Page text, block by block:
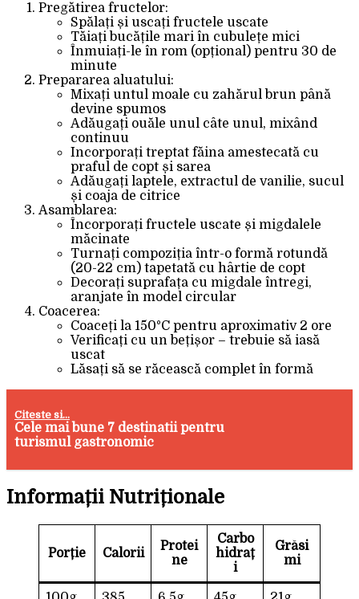
Pregătirea fructelor:
Spălați și uscați fructele uscate
Tăiați bucățile mari în cubulețe mici
Înmuiați-le în rom (opțional) pentru 30 de
minute
Prepararea aluatului:
Mixați untul moale cu zahărul brun până
devine spumos
Adăugați ouăle unul câte unul, mixând
continuu
Incorporați treptat făina amestecată cu
praful de copt și sarea
Adăugați laptele, extractul de vanilie, sucul
și coaja de citrice
Asamblarea:
Încorporați fructele uscate și migdalele
măcinate
Turnați compoziția într-o formă rotundă
(20-22 cm) tapetată cu hârtie de copt
Decorați suprafața cu migdale întregi,
aranjate în model circular
Coacerea:
Coaceți la 150°C pentru aproximativ 2 ore
Verificați cu un bețișor – trebuie să iasă
uscat
Lăsați să se răcească complet în formă
Citeste si...
Cele mai bune 7 destinatii pentru
turismul gastronomic
Informații Nutriționale
Porție Calorii
Protei
ne
Carbo
hidraț
i
Grăsi
mi